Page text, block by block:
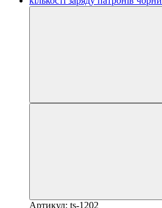
Артикул: ts-1202